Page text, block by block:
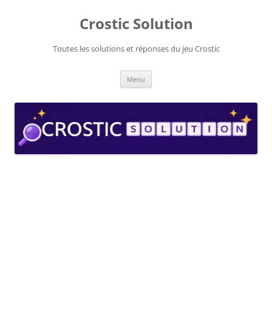
Crostic Solution
Toutes les solutions et réponses du jeu Crostic
Menu